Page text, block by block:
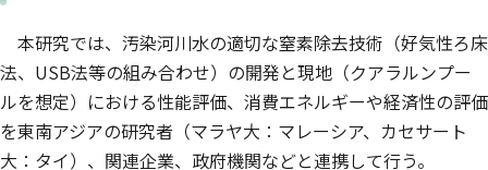
本研究では、汚染河川水の適切な窒素除去技術（好気性ろ床
法、USB法等の組み合わせ）の開発と現地（クアラルンプー
ルを想定）における性能評価、消費エネルギーや経済性の評価
を東南アジアの研究者（マラヤ大：マレーシア、カセサート
大：タイ）、関連企業、政府機関などと連携して行う。